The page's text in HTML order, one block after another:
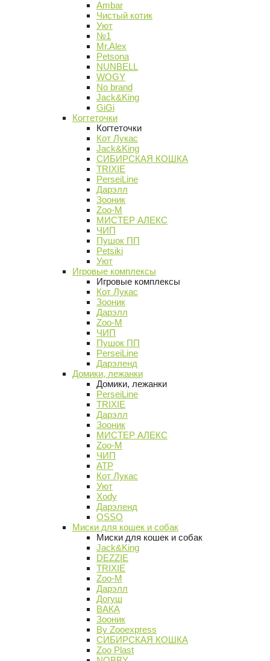
Ambar
Чистый котик
Уют
№1
Mr.Alex
Petsona
NUNBELL
WOGY
No brand
Jack&King
GiGi
Когтеточки
Когтеточки
Кот Лукас
Jack&King
СИБИРСКАЯ КОШКА
TRIXIE
PerseiLine
Дарэлл
Зооник
Zoo-M
МИСТЕР АЛЕКС
ЧИП
Пушок ПП
Petsiki
Уют
Игровые комплексы
Игровые комплексы
Кот Лукас
Зооник
Дарэлл
Zoo-M
ЧИП
Пушок ПП
PerseiLine
Дарэленд
Домики, лежанки
Домики, лежанки
PerseiLine
TRIXIE
Дарэлл
Зооник
МИСТЕР АЛЕКС
Zoo-M
ЧИП
АТР
Кот Лукас
Уют
Xody
Дарэленд
OSSO
Миски для кошек и собак
Миски для кошек и собак
Jack&King
DEZZIE
TRIXIE
Zoo-M
Дарэлл
Догуш
ВАКА
Зооник
By Zooexpress
СИБИРСКАЯ КОШКА
Zoo Plast